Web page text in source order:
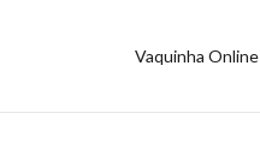
Vaquinha Online